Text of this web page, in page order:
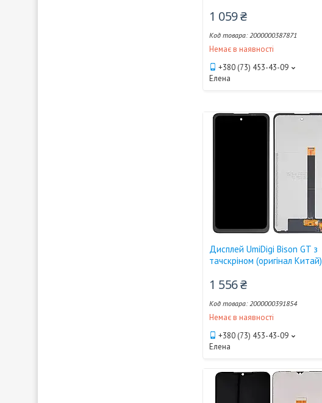
1 059 ₴
2000000387871
Немає в наявності
+380 (73) 453-43-09
Елена
Дисплей UmiDigi Bison GT з
тачскріном (оригінал Китай)
1 556 ₴
2000000391854
Немає в наявності
+380 (73) 453-43-09
Елена